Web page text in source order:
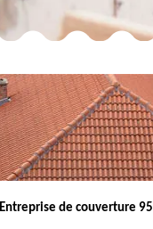
Entreprise de couverture 95